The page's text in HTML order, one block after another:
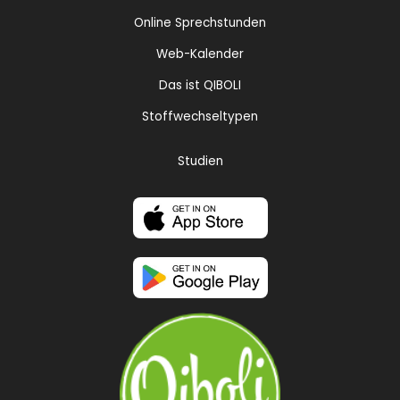
Online Sprechstunden
Web-Kalender
Das ist QIBOLI
Stoffwechseltypen
Studien